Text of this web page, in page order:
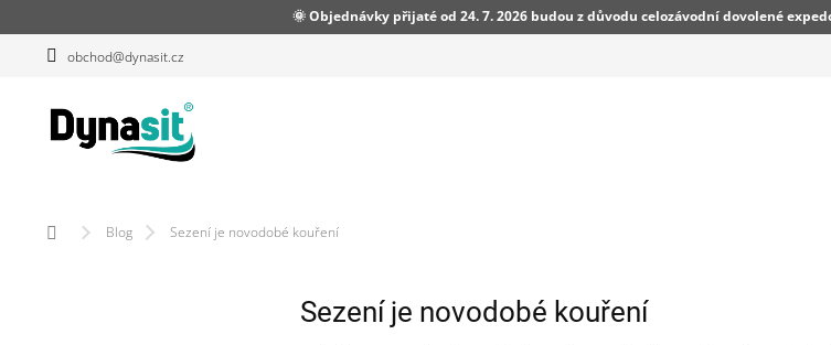
na
🌞 Objednávky přijaté od 24. 7. 2026 budou z důvodu celozávodní dovolené
obchod@dynasit.cz
Domů Blog Sezení je novodobé kouření
Sezení je novodobé kouření